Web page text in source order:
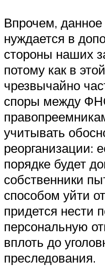
Впрочем,
нуждается в
стороны наших
потому как в
чрезвычайно
споры между
учитывать
реорганизации:
порядке будет
собственники
способом уйти
придется нести
персональную
вплоть до
преследования.